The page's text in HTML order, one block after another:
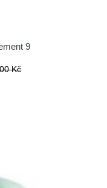
9
Kč